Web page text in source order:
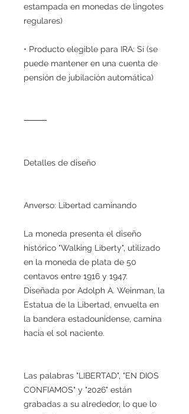
estampada en monedas de lingotes
regulares)
• Producto elegible para IRA: Sí (se
puede mantener en una cuenta de
pensión de jubilación automática)
⸻
Detalles de diseño
Anverso: Libertad caminando
La moneda presenta el diseño
histórico "Walking Liberty", utilizado
en la moneda de plata de 50
centavos entre 1916 y 1947.
Diseñada por Adolph A. Weinman, la
Estatua de la Libertad, envuelta en
la bandera estadounidense, camina
hacia el sol naciente.
Las palabras "LIBERTAD", "EN DIOS
CONFIAMOS" y "2026" están
grabadas a su alrededor, lo que lo